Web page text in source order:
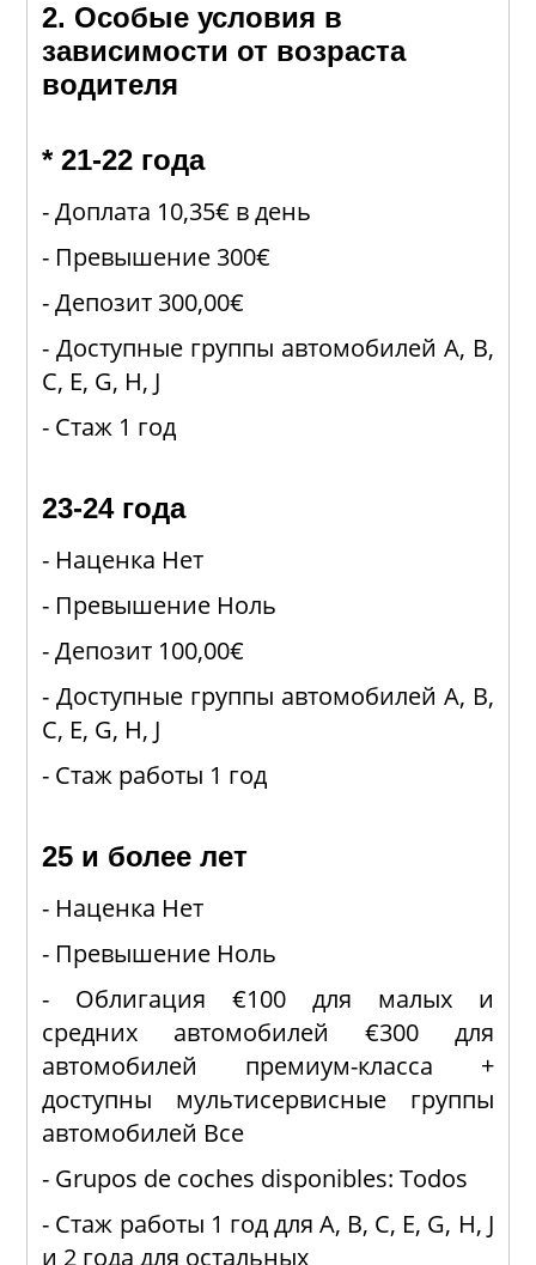
2. Особые условия в
зависимости от возраста
водителя
* 21-22 года
- Доплата 10,35€ в день
- Превышение 300€
- Депозит 300,00€
- Доступные группы автомобилей A, B,
C, E, G, H, J
- Стаж 1 год
23-24 года
- Наценка Нет
- Превышение Ноль
- Депозит 100,00€
- Доступные группы автомобилей A, B,
C, E, G, H, J
- Стаж работы 1 год
25 и более лет
- Наценка Нет
- Превышение Ноль
- Облигация €100 для малых и
средних автомобилей €300 для
автомобилей премиум-класса +
доступны мультисервисные группы
автомобилей Все
- Grupos de coches disponibles: Todos
- Стаж работы 1 год для A, B, C, E, G, H, J
и 2 года для остальных